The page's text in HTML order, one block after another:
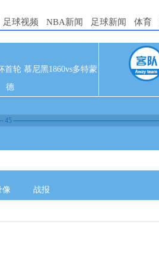
足球视频 NBA新闻 足球新闻 体育
首轮 慕尼黑1860vs多特蒙
德
45
像 战报